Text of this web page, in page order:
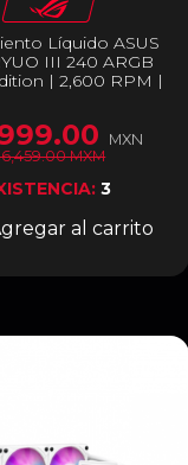
Líquido ASUS
III 240 ARGB
| 2,600 RPM |
ARGB | ROG
III 240 ARGB WHT
MXN
MXM
3
al carrito